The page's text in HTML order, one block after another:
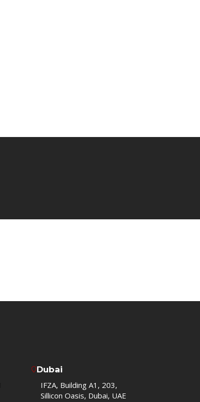
Dubai
IFZA, Building A1, 203,
Sillicon Oasis, Dubai, UAE